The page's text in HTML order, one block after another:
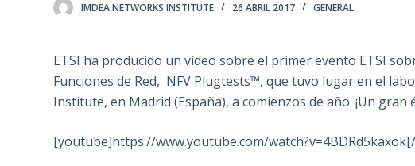
IMDEA NETWORKS INSTITUTE 26 ABRIL 2017 GENERAL
ETSI ha producido un vídeo sobre el primer evento ETSI
Funciones de Red, NFV Plugtests™, que tuvo lugar en el
Institute, en Madrid (España), a comienzos de año. ¡Un
[youtube]https://www.youtube.com/